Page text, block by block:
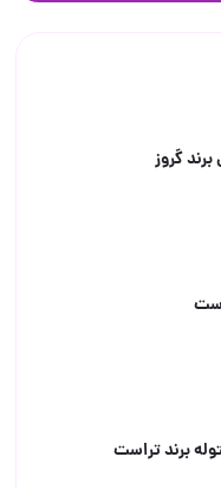
گروز
برند تراست